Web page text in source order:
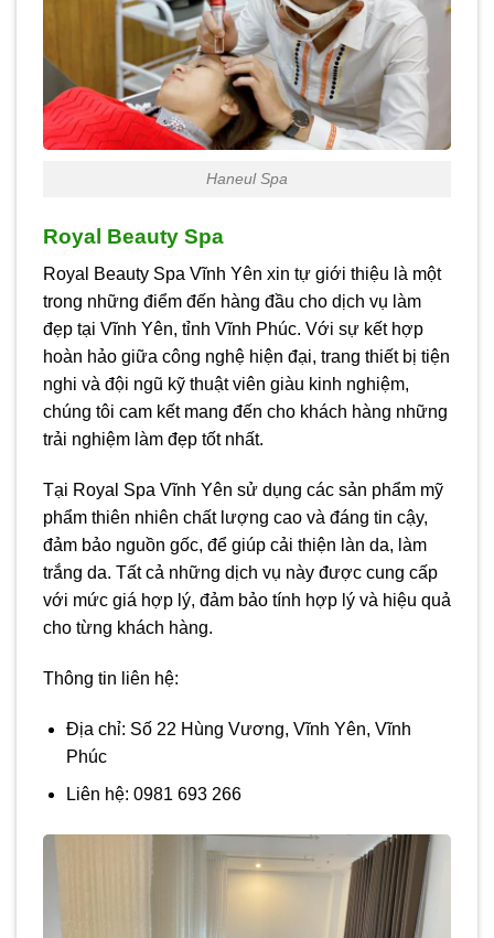
Haneul Spa
Royal Beauty Spa
Royal Beauty Spa Vĩnh Yên xin tự giới thiệu là một
trong những điểm đến hàng đầu cho dịch vụ làm
đẹp tại Vĩnh Yên, tỉnh Vĩnh Phúc. Với sự kết hợp
hoàn hảo giữa công nghệ hiện đại, trang thiết bị tiện
nghi và đội ngũ kỹ thuật viên giàu kinh nghiệm,
chúng tôi cam kết mang đến cho khách hàng những
trải nghiệm làm đẹp tốt nhất.
Tại Royal Spa Vĩnh Yên sử dụng các sản phẩm mỹ
phẩm thiên nhiên chất lượng cao và đáng tin cậy,
đảm bảo nguồn gốc, để giúp cải thiện làn da, làm
trắng da. Tất cả những dịch vụ này được cung cấp
với mức giá hợp lý, đảm bảo tính hợp lý và hiệu quả
cho từng khách hàng.
Thông tin liên hệ:
Địa chỉ: Số 22 Hùng Vương, Vĩnh Yên, Vĩnh
Phúc
Liên hệ: 0981 693 266